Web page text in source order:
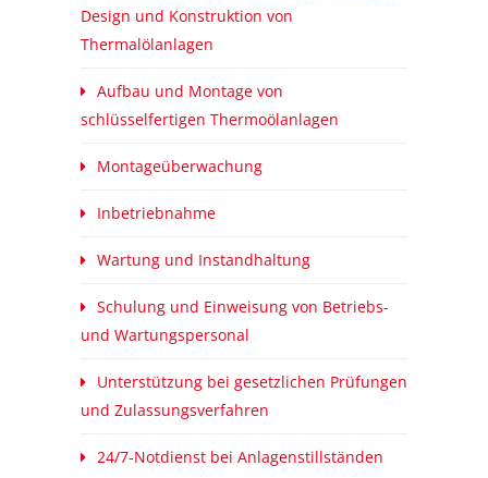
Design und Konstruktion von
Thermalölanlagen
Aufbau und Montage von
schlüsselfertigen Thermoölanlagen
Montageüberwachung
Inbetriebnahme
Wartung und Instandhaltung
Schulung und Einweisung von Betriebs-
und Wartungspersonal
Unterstützung bei gesetzlichen Prüfungen
und Zulassungsverfahren
24/7-Notdienst bei Anlagenstillständen